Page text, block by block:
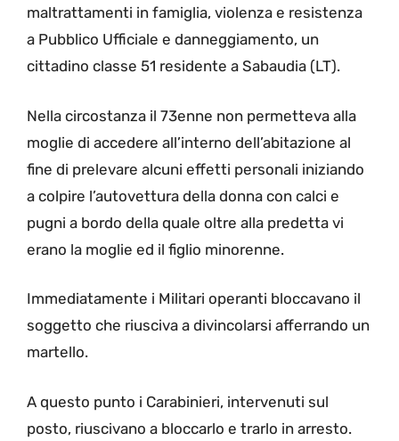
maltrattamenti in famiglia, violenza e resistenza
a Pubblico Ufficiale e danneggiamento, un
cittadino classe 51 residente a Sabaudia (LT).
Nella circostanza il 73enne non permetteva alla
moglie di accedere all’interno dell’abitazione al
fine di prelevare alcuni effetti personali iniziando
a colpire l’autovettura della donna con calci e
pugni a bordo della quale oltre alla predetta vi
erano la moglie ed il figlio minorenne.
Immediatamente i Militari operanti bloccavano il
soggetto che riusciva a divincolarsi afferrando un
martello.
A questo punto i Carabinieri, intervenuti sul
posto, riuscivano a bloccarlo e trarlo in arresto.